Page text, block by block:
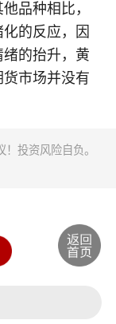
品种相比，
的反应，因
的抬升，黄
市场并没有
投资风险自负。